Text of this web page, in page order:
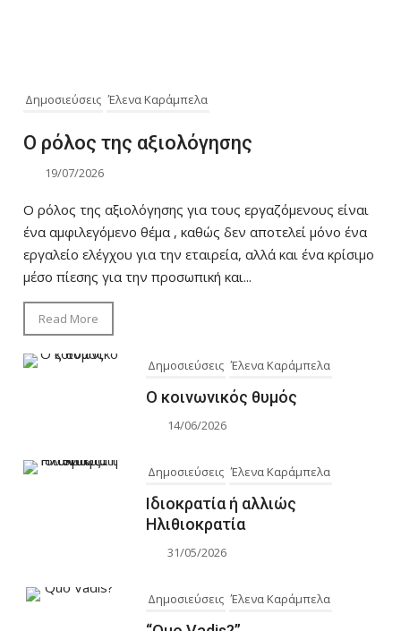
Δημοσιεύσεις Έλενα Καράμπελα
Ο ρόλος της αξιολόγησης
19/07/2026
Ο ρόλος της αξιολόγησης για τους εργαζόμενους είναι
ένα αμφιλεγόμενο θέμα , καθώς δεν αποτελεί μόνο ένα
εργαλείο ελέγχου για την εταιρεία, αλλά και ένα κρίσιμο
μέσο πίεσης για την προσωπική και...
Read More
Δημοσιεύσεις Έλενα Καράμπελα
Ο κοινωνικός θυμός
14/06/2026
Δημοσιεύσεις Έλενα Καράμπελα
Ιδιοκρατία ή αλλιώς
Ηλιθιοκρατία
31/05/2026
Δημοσιεύσεις Έλενα Καράμπελα